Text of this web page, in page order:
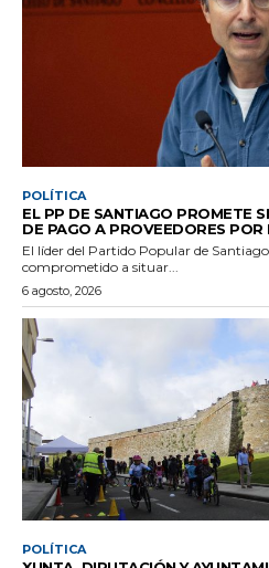
POLÍTICA
EL PP DE SANTIAGO PROMETE
DE PAGO A PROVEEDORES
El líder del Partido Popular de
comprometido a situar...
6 agosto, 2026
POLÍTICA